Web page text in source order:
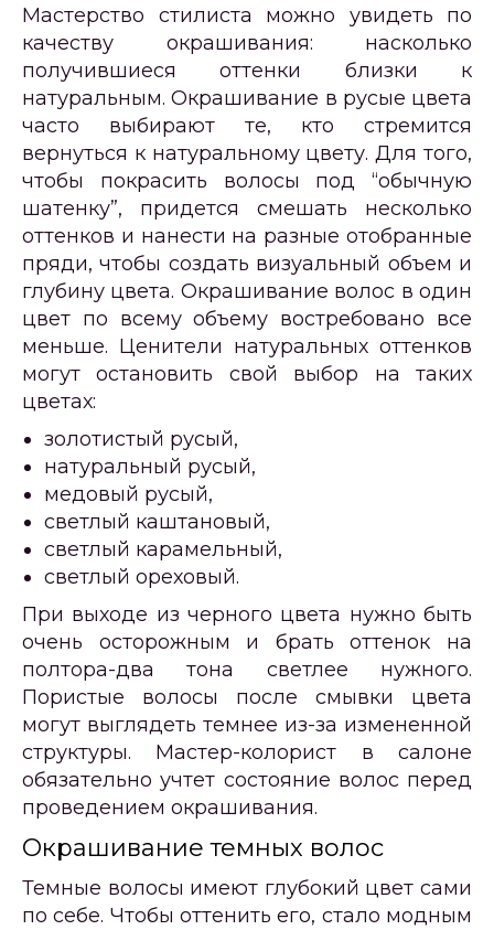
Мастерство стилиста можно увидеть по
качеству окрашивания: насколько
получившиеся оттенки близки к
натуральным. Окрашивание в русые цвета
часто выбирают те, кто стремится
вернуться к натуральному цвету. Для того,
чтобы покрасить волосы под “обычную
шатенку”, придется смешать несколько
оттенков и нанести на разные отобранные
пряди, чтобы создать визуальный объем и
глубину цвета. Окрашивание волос в один
цвет по всему объему востребовано все
меньше. Ценители натуральных оттенков
могут остановить свой выбор на таких
цветах:
золотистый русый,
натуральный русый,
медовый русый,
светлый каштановый,
светлый карамельный,
светлый ореховый.
При выходе из черного цвета нужно быть
очень осторожным и брать оттенок на
полтора-два тона светлее нужного.
Пористые волосы после смывки цвета
могут выглядеть темнее из-за измененной
структуры. Мастер-колорист в салоне
обязательно учтет состояние волос перед
проведением окрашивания.
Окрашивание темных волос
Темные волосы имеют глубокий цвет сами
по себе. Чтобы оттенить его, стало модным